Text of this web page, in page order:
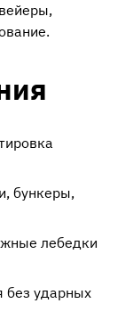
бункеры,
лебедки
без ударных